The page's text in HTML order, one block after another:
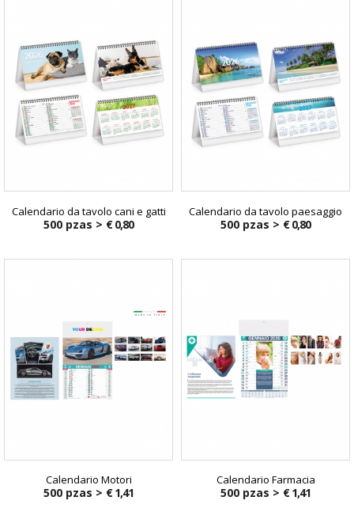
Calendario da tavolo cani e gatti
500 pzas > € 0,80
Calendario da tavolo paesaggio
500 pzas > € 0,80
Calendario Motori
500 pzas > € 1,41
Calendario Farmacia
500 pzas > € 1,41